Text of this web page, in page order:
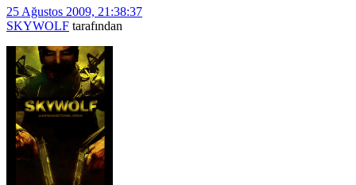
25 Ağustos 2009, 21:38:37
SKYWOLF tarafından